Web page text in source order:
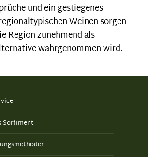
und ein gestiegenes
Weinen sorgen
Region zunehmend als
wahrgenommen wird.
Sortiment